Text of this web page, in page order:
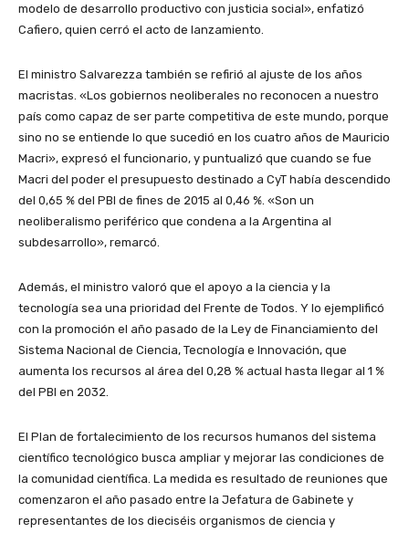
modelo de desarrollo productivo con justicia social», enfatizó
Cafiero, quien cerró el acto de lanzamiento.
El ministro Salvarezza también se refirió al ajuste de los años
macristas. «Los gobiernos neoliberales no reconocen a nuestro
país como capaz de ser parte competitiva de este mundo, porque
sino no se entiende lo que sucedió en los cuatro años de Mauricio
Macri», expresó el funcionario, y puntualizó que cuando se fue
Macri del poder el presupuesto destinado a CyT había descendido
del 0,65 % del PBI de fines de 2015 al 0,46 %. «Son un
neoliberalismo periférico que condena a la Argentina al
subdesarrollo», remarcó.
Además, el ministro valoró que el apoyo a la ciencia y la
tecnología sea una prioridad del Frente de Todos. Y lo ejemplificó
con la promoción el año pasado de la Ley de Financiamiento del
Sistema Nacional de Ciencia, Tecnología e Innovación, que
aumenta los recursos al área del 0,28 % actual hasta llegar al 1 %
del PBI en 2032.
El Plan de fortalecimiento de los recursos humanos del sistema
científico tecnológico busca ampliar y mejorar las condiciones de
la comunidad científica. La medida es resultado de reuniones que
comenzaron el año pasado entre la Jefatura de Gabinete y
representantes de los dieciséis organismos de ciencia y